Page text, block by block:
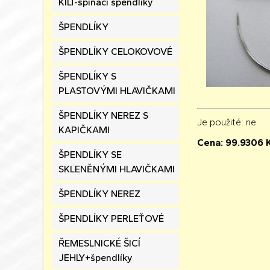
ŠPENDLÍKY
ŠPENDLÍKY CELOKOVOVÉ
ŠPENDLÍKY S
PLASTOVÝMI HLAVIČKAMI
ŠPENDLÍKY NEREZ S
KAPIČKAMI
ŠPENDLÍKY SE
SKLENĚNÝMI HLAVIČKAMI
ŠPENDLÍKY NEREZ
ŠPENDLÍKY PERLEŤOVÉ
ŘEMESLNICKÉ ŠICÍ
JEHLY+špendlíky
Je použité: ne
Cena: 99.9306